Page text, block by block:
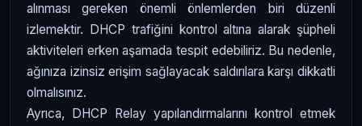
alınması gereken önemli önlemlerden biri düzenli
izlemektir. DHCP trafiğini kontrol altına alarak şüpheli
aktiviteleri erken aşamada tespit edebiliriz. Bu nedenle,
ağınıza izinsiz erişim sağlayacak saldırılara karşı dikkatli
olmalısınız.
Ayrıca, DHCP Relay yapılandırmalarını kontrol etmek